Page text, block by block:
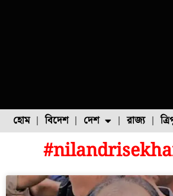
হোম বিদেশ দেশ
ফুল চাষ ফল চাষ
রাজ্য